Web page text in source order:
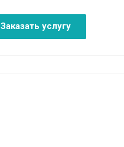
Заказать услугу